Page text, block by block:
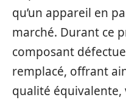
qu’un appareil en
marché. Durant ce
composant
remplacé, offrant
qualité équivalente,